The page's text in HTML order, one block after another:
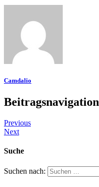
Camdalio
Beitragsnavigation
Previous
Next
Suche
Suchen nach: